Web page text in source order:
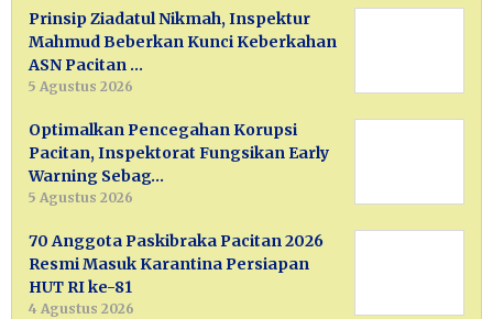
Prinsip Ziadatul Nikmah, Inspektur
Mahmud Beberkan Kunci Keberkahan
ASN Pacitan …
5 Agustus 2026
Optimalkan Pencegahan Korupsi
Pacitan, Inspektorat Fungsikan Early
Warning Sebag…
5 Agustus 2026
70 Anggota Paskibraka Pacitan 2026
Resmi Masuk Karantina Persiapan
HUT RI ke-81
4 Agustus 2026